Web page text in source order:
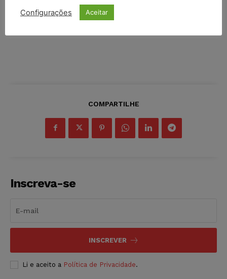
COMPARTILHE
Inscreva-se
INSCREVER
Li e aceito a Política de Privacidade.
Configurações Aceitar